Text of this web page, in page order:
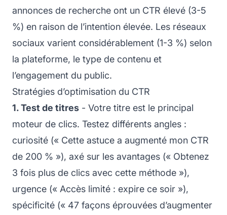
annonces de recherche ont un CTR élevé (3-5
%) en raison de l’intention élevée. Les réseaux
sociaux varient considérablement (1-3 %) selon
la plateforme, le type de contenu et
l’engagement du public.
Stratégies d’optimisation du CTR
1. Test de titres - Votre titre est le principal
moteur de clics. Testez différents angles :
curiosité (« Cette astuce a augmenté mon CTR
de 200 % »), axé sur les avantages (« Obtenez
3 fois plus de clics avec cette méthode »),
urgence (« Accès limité : expire ce soir »),
spécificité (« 47 façons éprouvées d’augmenter